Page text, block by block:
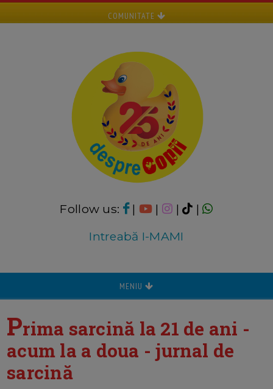
COMUNITATE
Follow us: | | |
|
Intreabă I-MAMI
MENIU
Prima sarcină la 21 de ani -
acum la a doua - jurnal de
sarcină